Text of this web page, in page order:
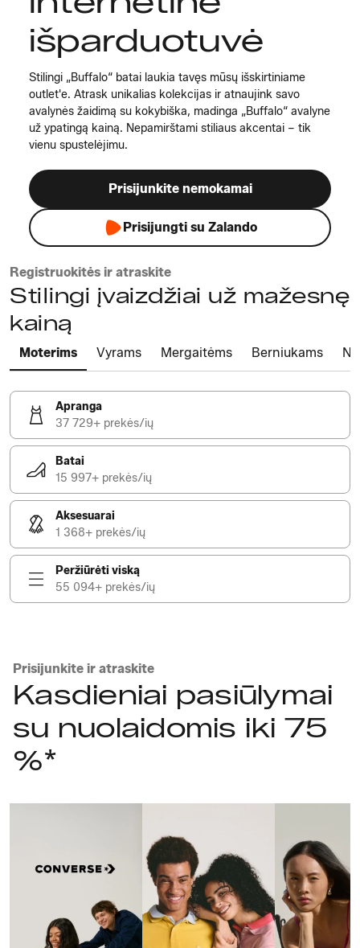
išparduotuvė
Stilingi „Buffalo“ batai laukia tavęs mūsų išskirtiniame
outlet'e. Atrask unikalias kolekcijas ir atnaujink savo
avalynės žaidimą su kokybiška, madinga „Buffalo“ avalyne
už ypatingą kainą. Nepamirštami stiliaus akcentai – tik
vienu spustelėjimu.
Prisijunkite nemokamai
Prisijungti su Zalando
Registruokitės ir atraskite
Stilingi įvaizdžiai už mažesnę
kainą
Moterims Vyrams Mergaitėms Berniukams
Apranga
37 729+ prekės/ių
Batai
15 997+ prekės/ių
Aksesuarai
1 368+ prekės/ių
Peržiūrėti viską
55 094+ prekės/ių
Prisijunkite ir atraskite
Kasdieniai pasiūlymai
su nuolaidomis iki 75
%*